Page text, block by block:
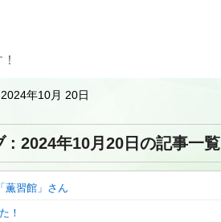
2024年10月 20日
: 2024年10月20日の記事一覧
薫習館」さん
！